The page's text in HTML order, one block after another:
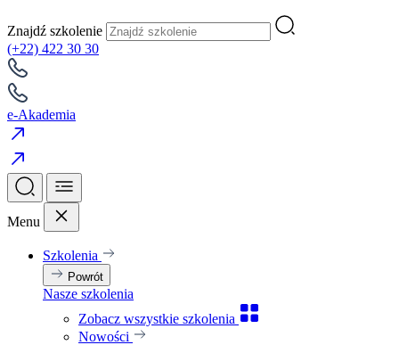
Znajdź szkolenie
(+22) 422 30 30
e-Akademia
Menu
Szkolenia
Powrót
Nasze szkolenia
Zobacz wszystkie szkolenia
Nowości